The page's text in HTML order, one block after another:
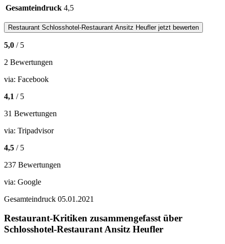
Gesamteindruck 4,5
Restaurant Schlosshotel-Restaurant Ansitz Heuflerjetzt bewerten
5,0 / 5
2 Bewertungen
via: Facebook
4,1 / 5
31 Bewertungen
via: Tripadvisor
4,5 / 5
237 Bewertungen
via: Google
Gesamteindruck 05.01.2021
Restaurant-Kritiken zusammengefasst über
Schlosshotel-Restaurant Ansitz Heufler